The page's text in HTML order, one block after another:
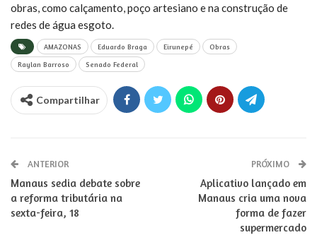
obras, como calçamento, poço artesiano e na construção de
redes de água esgoto.
AMAZONAS Eduardo Braga Eirunepé Obras
Raylan Barroso Senado Federal
Compartilhar
ANTERIOR
Manaus sedia debate sobre
a reforma tributária na
sexta-feira, 18
PRÓXIMO
Aplicativo lançado em
Manaus cria uma nova
forma de fazer
supermercado